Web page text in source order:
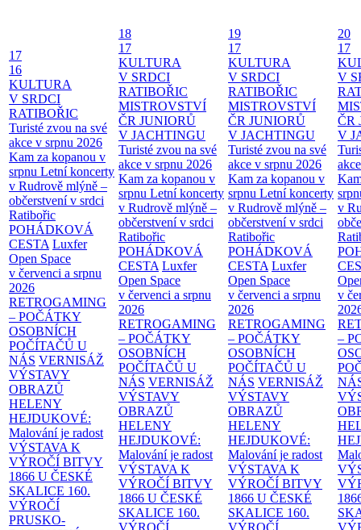
17
16
KULTURA
V SRDCI
RATIBOŘIC
Turisté zvou na své
akce v srpnu 2026
Kam za kopanou v
srpnu Letní koncerty
v Rudrově mlýně –
občerstvení v srdci
Ratibořic
POHÁDKOVÁ
CESTA Luxfer
Open Space
v červenci a srpnu
2026
RETROGAMING
– POČÁTKY
OSOBNÍCH
POČÍTAČŮ U
NÁS VERNISÁŽ
VÝSTAVY
OBRAZŮ
HELENY
HEJDUKOVÉ:
Malování je radost
VÝSTAVA K
VÝROČÍ BITVY
1866 U ČESKÉ
SKALICE 160.
VÝROČÍ
PRUSKO-
18
17
KULTURA
V SRDCI
RATIBOŘIC
MISTROVSTVÍ
ČR JUNIORŮ
V JACHTINGU
Turisté zvou na své
akce v srpnu 2026
Kam za kopanou v
srpnu Letní koncerty
v Rudrově mlýně –
občerstvení v srdci
Ratibořic
POHÁDKOVÁ
CESTA Luxfer
Open Space
v červenci a srpnu
2026
RETROGAMING
– POČÁTKY
OSOBNÍCH
POČÍTAČŮ U
NÁS VERNISÁŽ
VÝSTAVY
OBRAZŮ
HELENY
HEJDUKOVÉ:
Malování je radost
VÝSTAVA K
VÝROČÍ BITVY
1866 U ČESKÉ
SKALICE 160.
VÝROČÍ
19
17
KULTURA
V SRDCI
RATIBOŘIC
MISTROVSTVÍ
ČR JUNIORŮ
V JACHTINGU
Turisté zvou na své
akce v srpnu 2026
Kam za kopanou v
srpnu Letní koncerty
v Rudrově mlýně –
občerstvení v srdci
Ratibořic
POHÁDKOVÁ
CESTA Luxfer
Open Space
v červenci a srpnu
2026
RETROGAMING
– POČÁTKY
OSOBNÍCH
POČÍTAČŮ U
NÁS VERNISÁŽ
VÝSTAVY
OBRAZŮ
HELENY
HEJDUKOVÉ:
Malování je radost
VÝSTAVA K
VÝROČÍ BITVY
1866 U ČESKÉ
SKALICE 160.
VÝROČÍ
20
17
V
ČR
V
v
v
–